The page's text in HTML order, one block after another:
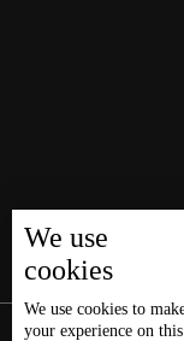
We use
cookies
We use cookies to
your experience on this